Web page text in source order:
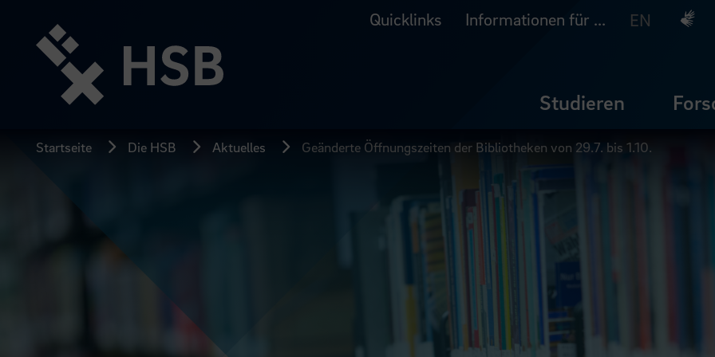
Seiteninhalt
springen
Quicklinks Informationen für ... EN
Studieren
Startseite Die HSB Aktuelles Geänderte Öffnungszeiten der Bibliotheken von 29.7. bis 1.10.